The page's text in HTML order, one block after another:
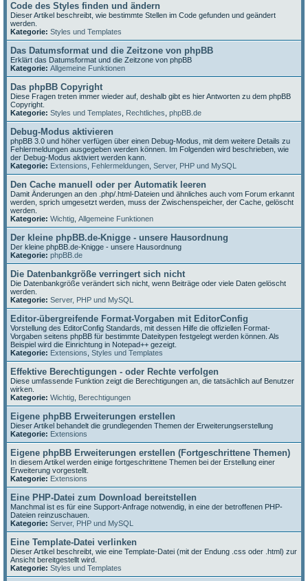
Code des Styles finden und ändern
Dieser Artikel beschreibt, wie bestimmte Stellen im Code gefunden und geändert
werden.
Kategorie: Styles und Templates
Das Datumsformat und die Zeitzone von phpBB
Erklärt das Datumsformat und die Zeitzone von phpBB
Kategorie: Allgemeine Funktionen
Das phpBB Copyright
Diese Fragen treten immer wieder auf, deshalb gibt es hier Antworten zu dem phpBB
Copyright.
Kategorie: Styles und Templates Rechtliches phpBB.de
Debug-Modus aktivieren
phpBB 3.0 und höher verfügen über einen Debug-Modus, mit dem weitere Details zu
Fehlermeldungen ausgegeben werden können. Im Folgenden wird beschrieben, wie
der Debug-Modus aktiviert werden kann.
Kategorie: Extensions Fehlermeldungen Server, PHP und MySQL
Den Cache manuell oder per Automatik leeren
Damit Änderungen an den .php/.html-Dateien und ähnliches auch vom Forum erkannt
werden, sprich umgesetzt werden, muss der Zwischenspeicher, der Cache, gelöscht
werden.
Kategorie: Wichtig Allgemeine Funktionen
Der kleine phpBB.de-Knigge - unsere Hausordnung
Der kleine phpBB.de-Knigge - unsere Hausordnung
Kategorie: phpBB.de
Die Datenbankgröße verringert sich nicht
Die Datenbankgröße verändert sich nicht, wenn Beiträge oder viele Daten gelöscht
werden.
Kategorie: Server, PHP und MySQL
Editor-übergreifende Format-Vorgaben mit EditorConfig
Vorstellung des EditorConfig Standards, mit dessen Hilfe die offiziellen Format-
Vorgaben seitens phpBB für bestimmte Dateitypen festgelegt werden können. Als
Beispiel wird die Einrichtung in Notepad++ gezeigt.
Kategorie: Extensions Styles und Templates
Effektive Berechtigungen - oder Rechte verfolgen
Diese umfassende Funktion zeigt die Berechtigungen an, die tatsächlich auf Benutzer
wirken.
Kategorie: Wichtig Berechtigungen
Eigene phpBB Erweiterungen erstellen
Dieser Artikel behandelt die grundlegenden Themen der Erweiterungserstellung
Kategorie: Extensions
Eigene phpBB Erweiterungen erstellen (Fortgeschrittene Themen)
In diesem Artikel werden einige fortgeschrittene Themen bei der Erstellung einer
Erweiterung vorgestellt.
Kategorie: Extensions
Eine PHP-Datei zum Download bereitstellen
Manchmal ist es für eine Support-Anfrage notwendig, in eine der betroffenen PHP-
Dateien reinzuschauen.
Kategorie: Server, PHP und MySQL
Eine Template-Datei verlinken
Dieser Artikel beschreibt, wie eine Template-Datei (mit der Endung .css oder .html) zur
Ansicht bereitgestellt wird.
Kategorie: Styles und Templates